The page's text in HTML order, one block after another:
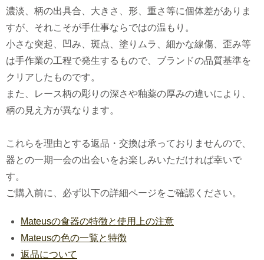
濃淡、柄の出具合、大きさ、形、重さ等に個体差がありま
すが、それこそが手仕事ならではの温もり。
小さな突起、凹み、斑点、塗りムラ、細かな線傷、歪み等
は手作業の工程で発生するもので、ブランドの品質基準を
クリアしたものです。
また、レース柄の彫りの深さや釉薬の厚みの違いにより、
柄の見え方が異なります。
これらを理由とする返品・交換は承っておりませんので、
器との一期一会の出会いをお楽しみいただければ幸いで
す。
ご購入前に、必ず以下の詳細ページをご確認ください。
Mateusの食器の特徴と使用上の注意
Mateusの色の一覧と特徴
返品について